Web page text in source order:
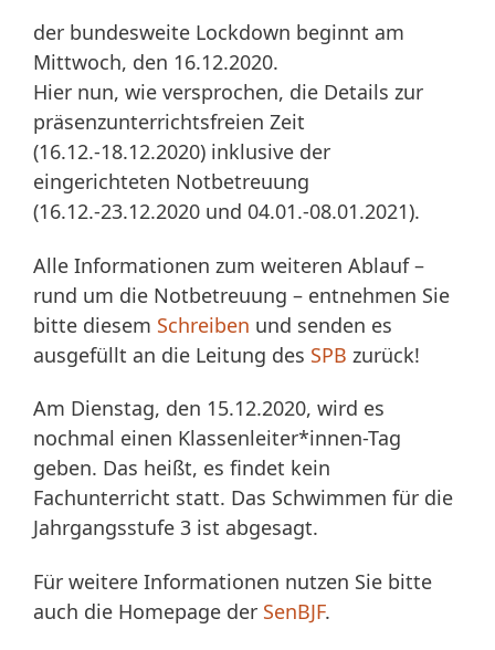
der bundesweite Lockdown beginnt am
Mittwoch, den 16.12.2020.
Hier nun, wie versprochen, die Details zur
präsenzunterrichtsfreien Zeit
(16.12.-18.12.2020) inklusive der
eingerichteten Notbetreuung
(16.12.-23.12.2020 und 04.01.-08.01.2021).
Alle Informationen zum weiteren Ablauf –
rund um die Notbetreuung – entnehmen Sie
bitte diesem Schreiben und senden es
ausgefüllt an die Leitung des SPB zurück!
Am Dienstag, den 15.12.2020, wird es
nochmal einen Klassenleiter*innen-Tag
geben. Das heißt, es findet kein
Fachunterricht statt. Das Schwimmen für die
Jahrgangsstufe 3 ist abgesagt.
Für weitere Informationen nutzen Sie bitte
auch die Homepage der SenBJF.